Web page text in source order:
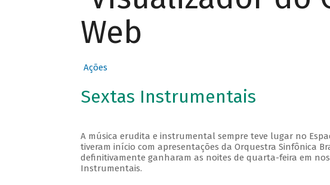
Web
Ações
Sextas Instrumentais
A música erudita e instrumental sempre teve lugar no
tiveram início com apresentações da Orquestra Sinfônica
definitivamente ganharam as noites de quarta-feira em
Instrumentais.